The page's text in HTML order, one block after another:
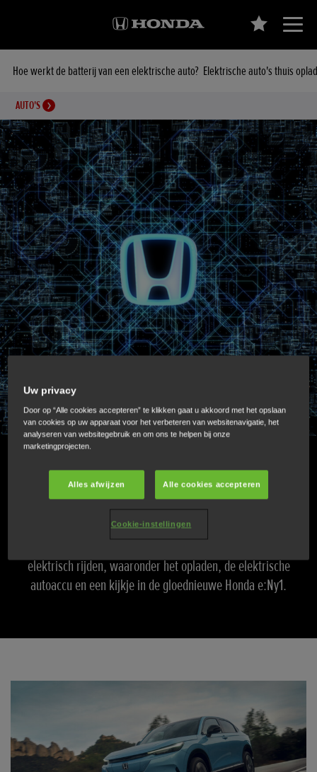
Hoe werkt de batterij van een elektrische auto? Elektrische auto's thuis
AUTO'S
e-MOBILITY
Met de voortdurende technologische doorbraken valt er
meer te leren over elektrische voertuigen. Hier vindt u een
elektrisch rijden, waaronder het opladen, de elektrische
autoaccu en een kijkje in de gloednieuwe Honda e:Ny1.
Uw privacy
Door op “Alle cookies accepteren” te klikken gaat u akkoord met het opslaan
van cookies op uw apparaat voor het verbeteren van websitenavigatie, het
analyseren van websitegebruik en om ons te helpen bij onze
marketingprojecten.
Alles afwijzen Alle cookies accepteren
Cookie-instellingen